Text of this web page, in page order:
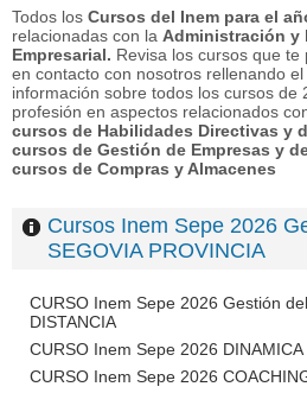
Todos los Cursos del Inem para el
relacionadas con la Administración y
Empresarial. Revisa los cursos que
en contacto con nosotros rellenando
información sobre todos los cursos de
profesión en aspectos relacionados
cursos de Habilidades Directivas y
cursos de Gestión de Empresas y
cursos de Compras y Almacenes
Cursos Inem Sepe 2026
SEGOVIA PROVINCIA
CURSO Inem Sepe 2026 Gestión
DISTANCIA
CURSO Inem Sepe 2026 DINAMICA
CURSO Inem Sepe 2026